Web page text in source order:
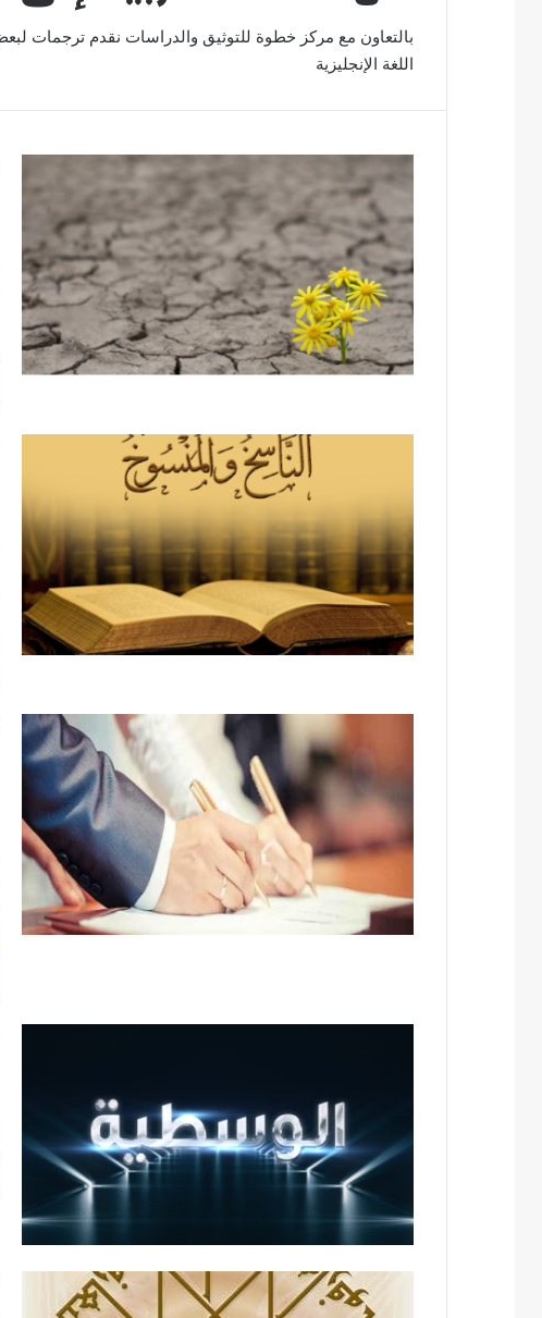
بالتعاون مع مركز خطوة للتوثيق والدراسات نقدم ترجمات
اللغة الإنجليزية